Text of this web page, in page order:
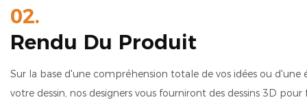
02.
Rendu Du Produit
Sur la base d'une compréhension totale de vos idées ou
votre dessin, nos designers vous fourniront des dessins 3D